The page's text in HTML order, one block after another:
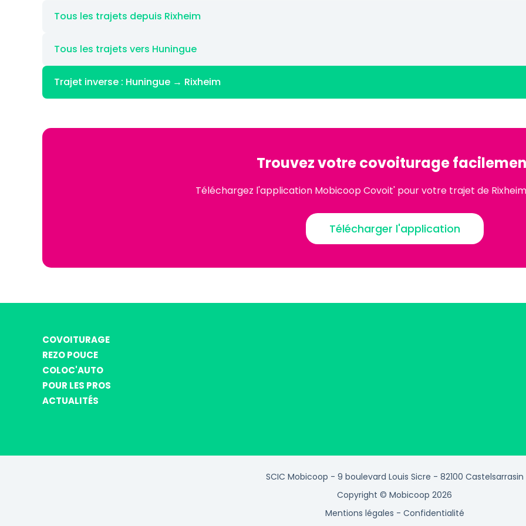
Tous les trajets depuis Rixheim
Tous les trajets vers Huningue
Trajet inverse : Huningue → Rixheim
Trouvez votre covoiturage
Téléchargez l'application Mobicoop Covoit' pour votre trajet de
Télécharger l'application
COVOITURAGE
REZO POUCE
COLOC'AUTO
POUR LES PROS
ACTUALITÉS
SCIC Mobicoop - 9 boulevard Louis Sicre - 82100 Castelsarrasin
Copyright © Mobicoop 2026
Mentions légales - Confidentialité